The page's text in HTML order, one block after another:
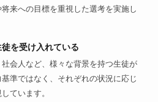
来への目標を重視した選考を実施し
を受け入れている
会人など、様々な背景を持つ生徒が
準ではなく、それぞれの状況に応じ
ています。